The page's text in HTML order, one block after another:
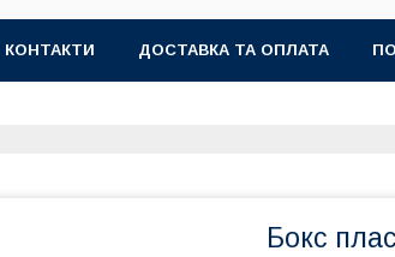
КОНТАКТИ ДОСТАВКА ТА ОПЛАТА
Бокс